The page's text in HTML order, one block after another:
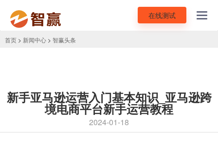
在线测试
首页 > 新闻中心 > 智赢头条
新手亚马逊运营入门基本知识_亚马逊跨
境电商平台新手运营教程
2024-01-18